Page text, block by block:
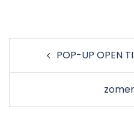
navigationPOP-UP OPEN